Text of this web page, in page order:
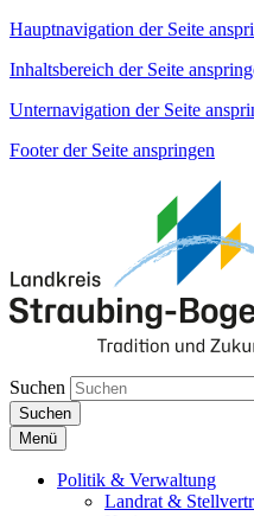
Hauptnavigation der Seite
Inhaltsbereich der Seite
Unternavigation der Seite
Footer der Seite anspringen
Suchen
Suchen
Menü
Politik & Verwaltung
Landrat &